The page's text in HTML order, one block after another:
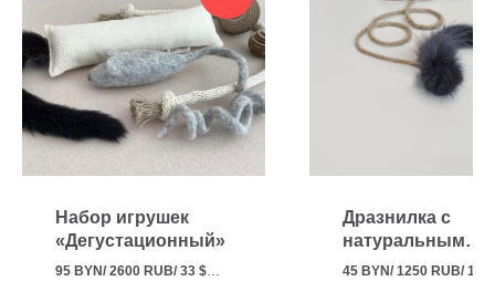
Набор игрушек
«Дегустационный»
95 BYN/ 2600 RUB/ 33 $
Дразнилка с
натуральным
мехом
45 BYN/ 1250 RUB/ 16 $